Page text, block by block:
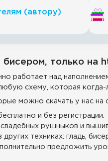
(автору)
только на
работает над
схему, которая когда-
можно скачать у нас
и без регистрации.
рушныков и
техниках: гладь,
предложить